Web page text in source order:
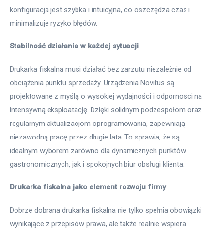
konfiguracja jest szybka i intuicyjna, co oszczędza czas i
minimalizuje ryzyko błędów.
Stabilność działania w każdej sytuacji
Drukarka fiskalna musi działać bez zarzutu niezależnie od
obciążenia punktu sprzedaży. Urządzenia Novitus są
projektowane z myślą o wysokiej wydajności i odporności na
intensywną eksploatację. Dzięki solidnym podzespołom oraz
regularnym aktualizacjom oprogramowania, zapewniają
niezawodną pracę przez długie lata. To sprawia, że są
idealnym wyborem zarówno dla dynamicznych punktów
gastronomicznych, jak i spokojnych biur obsługi klienta.
Drukarka fiskalna jako element rozwoju firmy
Dobrze dobrana drukarka fiskalna nie tylko spełnia obowiązki
wynikające z przepisów prawa, ale także realnie wspiera